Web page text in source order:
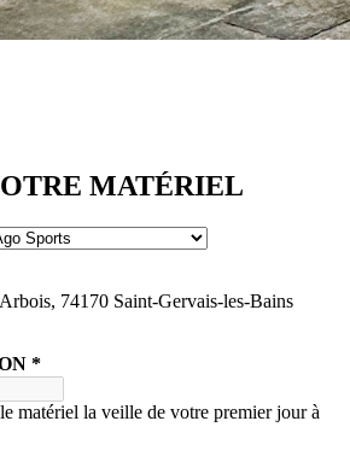
MATÉRIEL
74170 Saint-Gervais-les-Bains
*
matériel la veille de votre premier jour à